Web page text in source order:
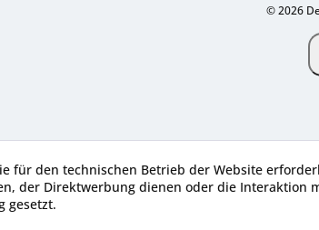
© 2026
für den technischen Betrieb der Website
der Direktwerbung dienen oder die Interaktion
gesetzt.